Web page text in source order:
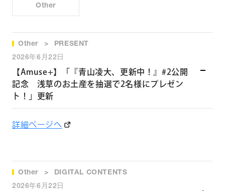
イナル」（2025）
FOD「REAL 恋愛殺人捜査班」（2024）
▼舞台
アイスショー「氷艶hyoen 2025-鏡紋の夜叉-」（2025）
日本コカ・コーラ「爽健美茶」（2023）・ペアジュエリーブ
▼その他
Other
Other
PRESENT
2026年6月22日
【Amuse+】「『青山凌大、更新中！』#2公開
記念 浅草のお土産を抽選で2名様にプレゼン
ト！」更新
詳細ページへ
Other
DIGITAL CONTENTS
2026年6月22日